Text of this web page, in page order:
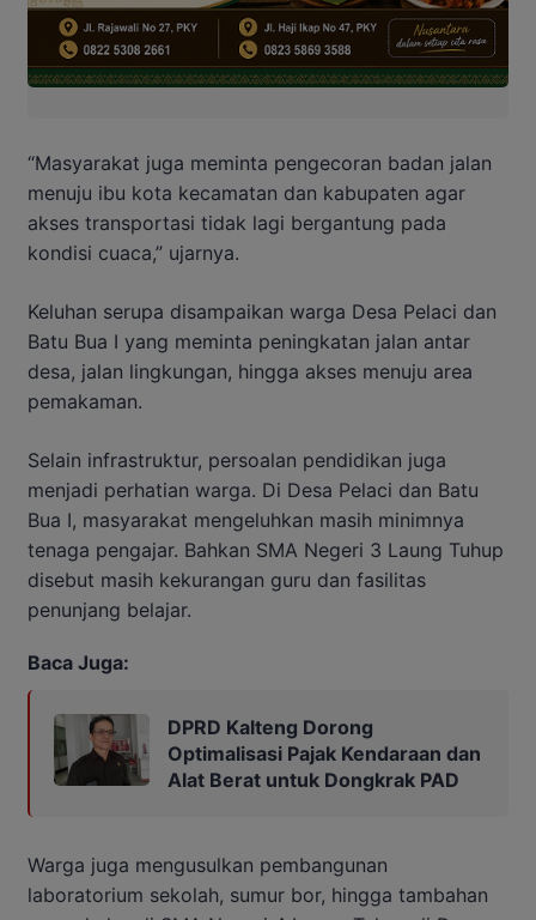
“Masyarakat juga meminta pengecoran badan jalan
menuju ibu kota kecamatan dan kabupaten agar
akses transportasi tidak lagi bergantung pada
kondisi cuaca,” ujarnya.
Keluhan serupa disampaikan warga Desa Pelaci dan
Batu Bua I yang meminta peningkatan jalan antar
desa, jalan lingkungan, hingga akses menuju area
pemakaman.
Selain infrastruktur, persoalan pendidikan juga
menjadi perhatian warga. Di Desa Pelaci dan Batu
Bua I, masyarakat mengeluhkan masih minimnya
tenaga pengajar. Bahkan SMA Negeri 3 Laung Tuhup
disebut masih kekurangan guru dan fasilitas
penunjang belajar.
Baca Juga:
DPRD Kalteng Dorong
Optimalisasi Pajak Kendaraan dan
Alat Berat untuk Dongkrak PAD
Warga juga mengusulkan pembangunan
laboratorium sekolah, sumur bor, hingga tambahan